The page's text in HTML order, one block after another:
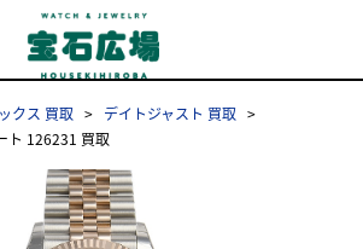
クス 買取
デイトジャスト 買取
ト 126231 買取